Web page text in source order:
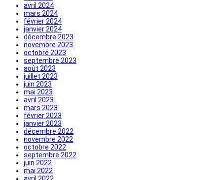
avril 2024
mars 2024
février 2024
janvier 2024
décembre 2023
novembre 2023
octobre 2023
septembre 2023
août 2023
juillet 2023
juin 2023
mai 2023
avril 2023
mars 2023
février 2023
janvier 2023
décembre 2022
novembre 2022
octobre 2022
septembre 2022
juin 2022
mai 2022